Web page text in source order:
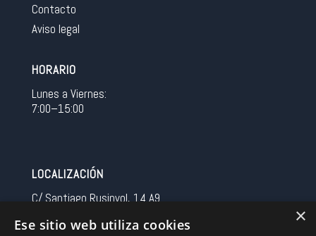
Contacto
Aviso legal
HORARIO
Lunes a Viernes:
7:00–15:00
LOCALIZACIÓN
C/ Santiago Rusinyol, 14 A9
Spain
×
Ese sitio web utiliza cookies